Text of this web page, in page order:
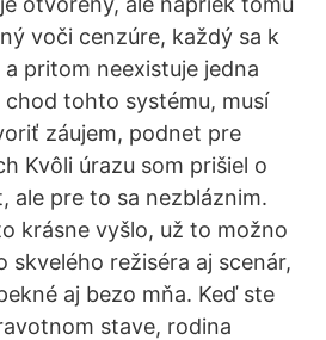
voči cenzúre, každý sa k
pritom neexistuje jedna
tohto systému, musí
záujem, podnet pre
Kvôli úrazu som prišiel o
ale pre to sa nezbláznim.
krásne vyšlo, už to možno
skvelého režiséra aj scenár,
aj bezo mňa. Keď ste
stave, rodina